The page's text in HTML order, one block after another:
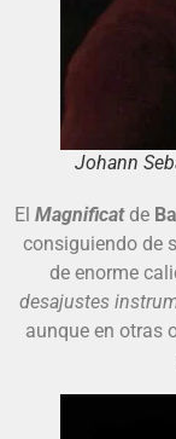
Johann
El Magnificatde
consiguiendo de
de enorme
desajustes
aunque en otras